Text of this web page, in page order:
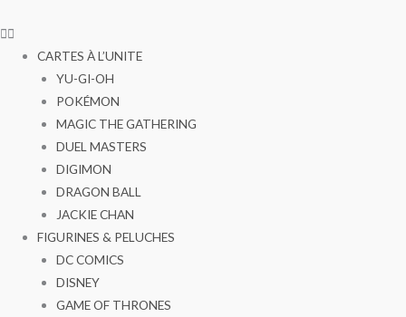
CARTES À L’UNITE
YU-GI-OH
POKÉMON
MAGIC THE GATHERING
DUEL MASTERS
DIGIMON
DRAGON BALL
JACKIE CHAN
FIGURINES & PELUCHES
DC COMICS
DISNEY
GAME OF THRONES